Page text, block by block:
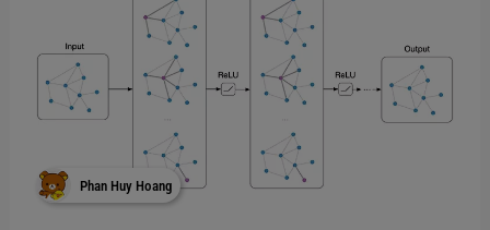
Phan Huy Hoang